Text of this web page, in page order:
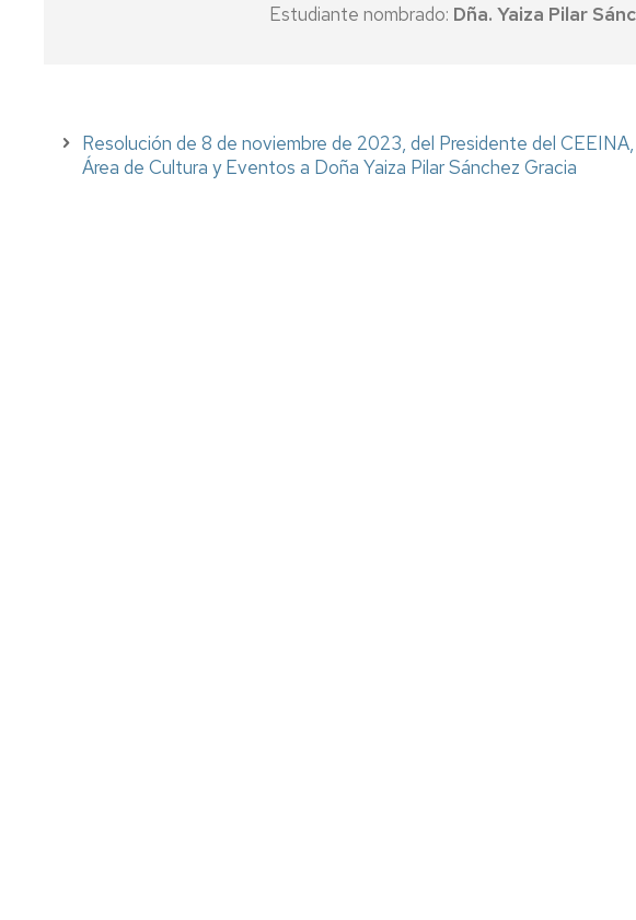
Estudiante nombrado: Dña. Yaiza Pilar
Resolución de 8 de noviembre de 2023, del Presidente del
Área de Cultura y Eventos a Doña Yaiza Pilar Sánchez Gracia